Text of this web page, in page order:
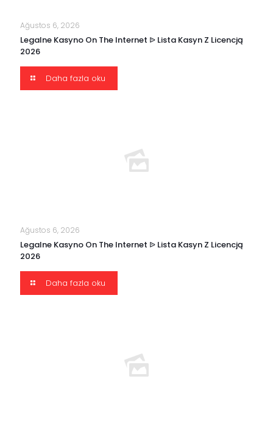
Ağustos 6, 2026
Legalne Kasyno On The Internet ᐉ Lista Kasyn Z Licencją
2026
Daha fazla oku
Ağustos 6, 2026
Legalne Kasyno On The Internet ᐉ Lista Kasyn Z Licencją
2026
Daha fazla oku